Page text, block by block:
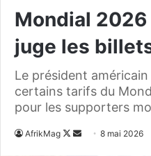
Mondial 2026
juge les
Le président
certains tarifs du
pour les supporters
AfrikMag
Follow
Envoyer8 mai 2026